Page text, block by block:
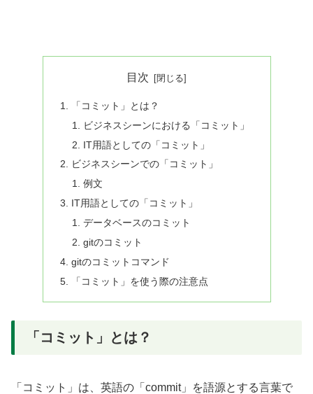
目次
「コミット」とは？
ビジネスシーンにおける「コミット」
IT用語としての「コミット」
ビジネスシーンでの「コミット」
例文
IT用語としての「コミット」
データベースのコミット
gitのコミット
gitのコミットコマンド
「コミット」を使う際の注意点
「コミット」とは？
「コミット」は、英語の「commit」を語源とする言葉で